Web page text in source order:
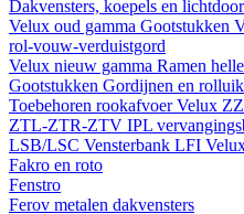
Dakvensters, koepels en
Velux oud gamma Gootstukken
rol-vouw-verduistgord
Velux nieuw gamma Ramen
Gootstukken Gordijnen en
Toebehoren rookafvoerVelux
ZTL-ZTR-ZTV IPL
LSB/LSC Vensterbank LFI
Fakro en roto
Fenstro
Ferov metalen dakvensters